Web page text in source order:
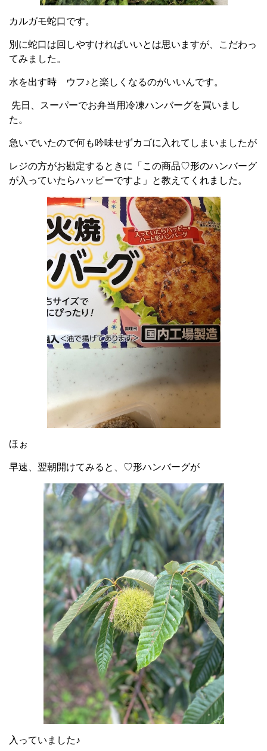
カルガモ蛇口です。
別に蛇口は回しやすければいいとは思いますが、こだわっ
てみました。
水を出す時 ウフ♪と楽しくなるのがいいんです。
先日、スーパーでお弁当用冷凍ハンバーグを買いまし
た。
急いでいたので何も吟味せずカゴに入れてしまいましたが
レジの方がお勘定するときに「この商品♡形のハンバーグ
が入っていたらハッピーですよ」と教えてくれました。
ほぉ
早速、翌朝開けてみると、♡形ハンバーグが
入っていました♪